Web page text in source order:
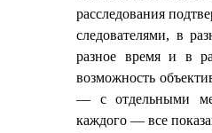
расследования
следователями, в
разное время и в
возможность
— с отдельными
каждого — все